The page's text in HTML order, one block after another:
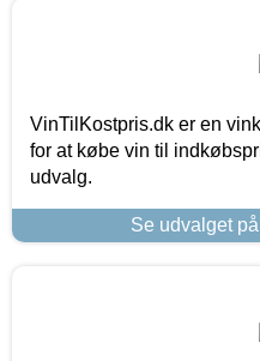
VinTilKostpris.dk er en
for at købe vin til
udvalg.
Se udvalget